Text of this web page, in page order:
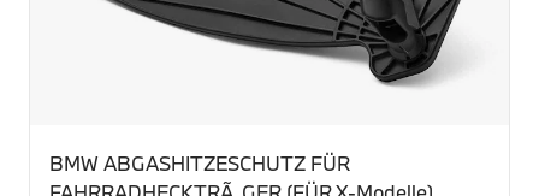
BMW ABGASHITZESCHUTZ FÜR